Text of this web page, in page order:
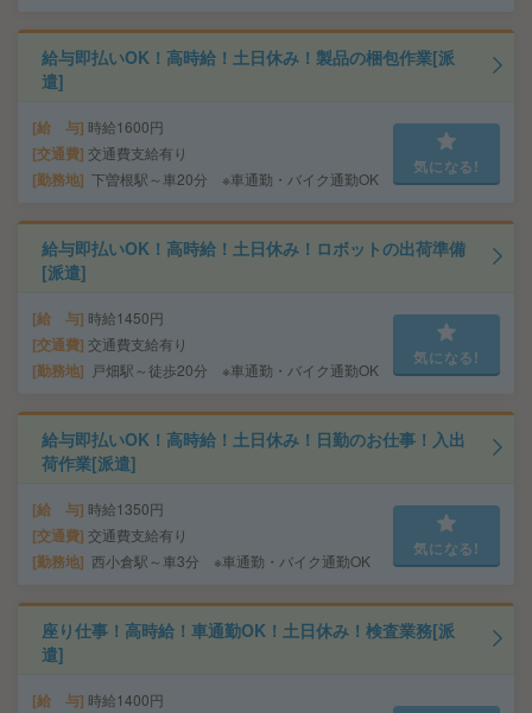
給与即払いOK！高時給！土日休み！製品の梱包作業[派
遣]
給 与 時給1600円
交通費 交通費支給有り
勤務地 下曽根駅～車20分 ※車通勤・バイク通勤OK
気になる!
給与即払いOK！高時給！土日休み！ロボットの出荷準備
[派遣]
給 与 時給1450円
交通費 交通費支給有り
勤務地 戸畑駅～徒歩20分 ※車通勤・バイク通勤OK
気になる!
給与即払いOK！高時給！土日休み！日勤のお仕事！入出
荷作業[派遣]
給 与 時給1350円
交通費 交通費支給有り
勤務地 西小倉駅～車3分 ※車通勤・バイク通勤OK
気になる!
座り仕事！高時給！車通勤OK！土日休み！検査業務[派
遣]
給 与 時給1400円